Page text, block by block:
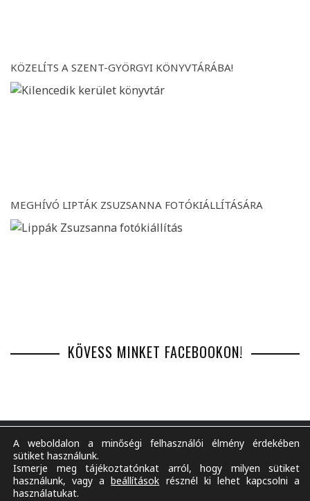
KÖZELÍTS A SZENT-GYÖRGYI KÖNYVTÁRÁBA!
MEGHÍVÓ LIPTÁK ZSUZSANNA FOTÓKIÁLLÍTÁSÁRA
KÖVESS MINKET FACEBOOKON!
BEMUTATKOZÁS IMPRESSZUM MÉDIAAJÁNLAT
ADATKEZELÉSI TÁJÉKOZTATÓ TARTALOM FELHASZNÁLÁSA RSS
A weboldalon a minőségi felhasználói élmény érdekében
sütiket használunk.
Ismerje meg tájékoztatónkat arról, hogy milyen sütiket
használunk, vagy abeállítások résznél ki lehet kapcsolni a
használatukat.